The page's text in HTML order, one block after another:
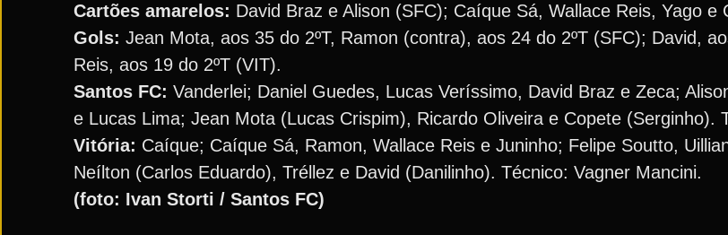
Cartões amarelos: David Braz e Alison (SFC); Caíque Sá, Wallace Reis, Yago e
Gols: Jean Mota, aos 35 do 2ºT, Ramon (contra), aos 24 do 2ºT (SFC); David,
Reis, aos 19 do 2ºT (VIT).
Santos FC: Vanderlei; Daniel Guedes, Lucas Veríssimo, David Braz e Zeca;
e Lucas Lima; Jean Mota (Lucas Crispim), Ricardo Oliveira e Copete (Serginho).
Vitória: Caíque; Caíque Sá, Ramon, Wallace Reis e Juninho; Felipe Soutto,
Neílton (Carlos Eduardo), Tréllez e David (Danilinho). Técnico: Vagner Mancini.
(foto: Ivan Storti / Santos FC)